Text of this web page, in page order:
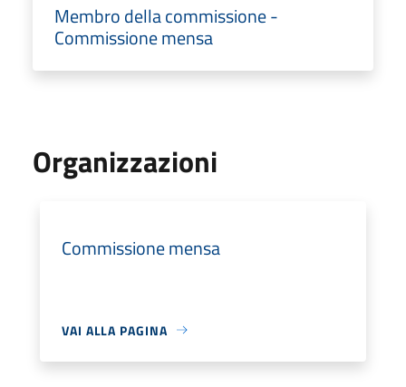
Membro della commissione -
Commissione mensa
Organizzazioni
Commissione mensa
VAI ALLA PAGINA